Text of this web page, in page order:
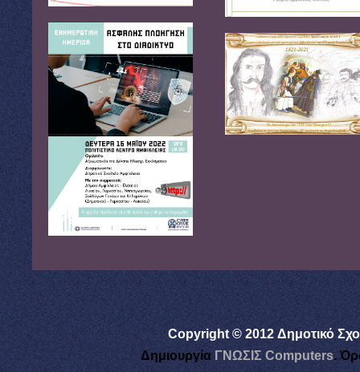
Copyright © 2012 Δημοτικό
Δημιουργία ΓΝΩΣΙΣ Computers.